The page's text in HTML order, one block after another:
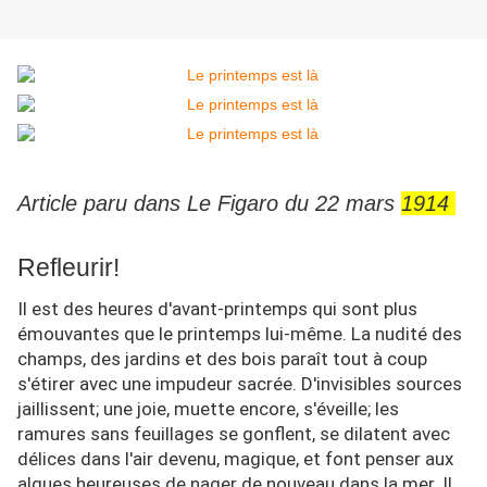
Article paru dans Le Figaro du 22 mars 1914
Refleurir!
Il est des heures d'avant-printemps qui sont plus
émouvantes que le printemps lui-même. La nudité des
champs, des jardins et des bois paraît tout à coup
s'étirer avec une impudeur sacrée. D'invisibles sources
jaillissent; une joie, muette encore, s'éveille; les
ramures sans feuillages se gonflent, se dilatent avec
délices dans l'air devenu, magique, et font penser aux